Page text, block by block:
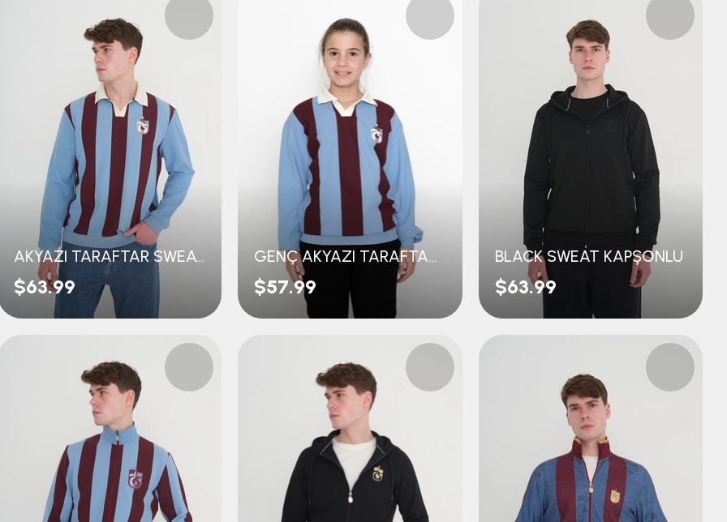
AKYAZI TARAFTAR SWEAT
$63.99
GENÇ AKYAZI TARAFTAR SWEAT
$57.99
BLACK SWEAT KAPŞONLU
$63.99